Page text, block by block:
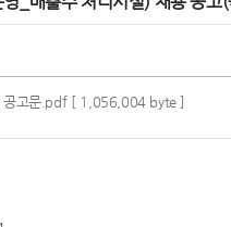
공고문.pdf [ 1,056,004 byte ]